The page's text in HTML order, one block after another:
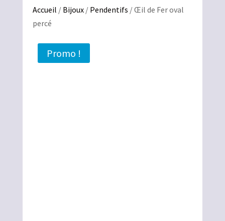
Accueil / Bijoux/ Pendentifs / Œil de Fer oval
percé
Promo !